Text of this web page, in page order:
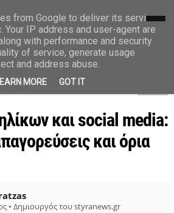
Γεγονότα-Επικαιρότητα
και social media:
και όρια
• Δημιουργός του styranews.gr
from Google to deliver its services
Your IP address and user-agent are
with performance and security
of service, generate usage
and address abuse.
MORE GOT IT